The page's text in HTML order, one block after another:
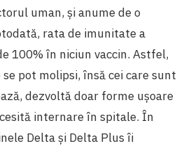
uman, și anume de o
rata de imunitate a
100% în niciun vaccin. Astfel,
pot molipsi, însă cei care sunt
dezvoltă doar forme ușoare
internare în spitale. În
Delta și Delta Plus îi